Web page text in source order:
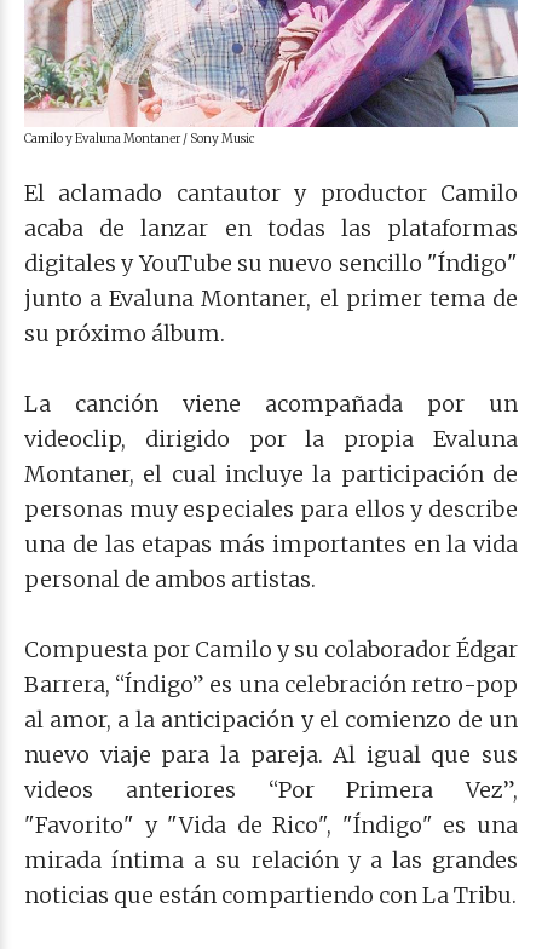
Camilo y Evaluna Montaner / Sony Music
El aclamado cantautor y productor Camilo
acaba de lanzar en todas las plataformas
digitales y YouTube su nuevo sencillo "Índigo"
junto a Evaluna Montaner, el primer tema de
su próximo álbum.
La canción viene acompañada por un
videoclip, dirigido por la propia Evaluna
Montaner, el cual incluye la participación de
personas muy especiales para ellos y describe
una de las etapas más importantes en la vida
personal de ambos artistas.
Compuesta por Camilo y su colaborador Édgar
Barrera, “Índigo” es una celebración retro-pop
al amor, a la anticipación y el comienzo de un
nuevo viaje para la pareja. Al igual que sus
videos anteriores “Por Primera Vez”,
"Favorito" y "Vida de Rico", "Índigo" es una
mirada íntima a su relación y a las grandes
noticias que están compartiendo con La Tribu.